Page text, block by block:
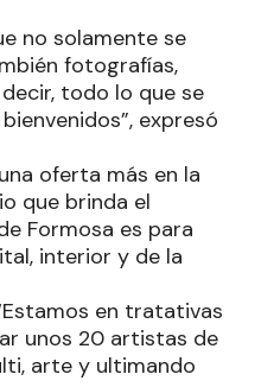
no solamente se
fotografías,
todo lo que se
expresó
oferta más en la
que brinda el
Formosa es para
interior y de la
en tratativas
unos 20 artistas de
arte y ultimando